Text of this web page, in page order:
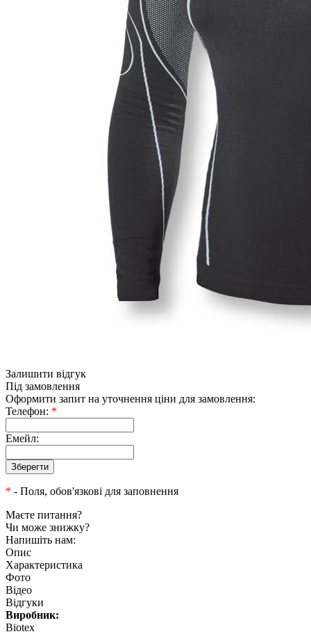
Залишити відгук
Під замовлення
Оформити запит на уточнення ціни для замовлення:
Телефон: *
Емейл:
* - Поля, обов'язкові для заповнення
Маєте питання?
Чи може знижку?
Напишіть нам:
Опис
Характеристика
Фото
Відео
Відгуки
Виробник:
Biotex